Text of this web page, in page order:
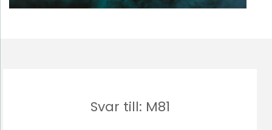
Svar till: M81